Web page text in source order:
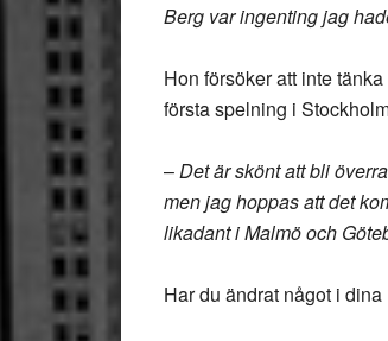
Berg var ingenting jag
Hon försöker att inte
första spelning i
–Det är skönt att bli
men jag hoppas att det
likadant i Malmö och
Har du ändrat något i